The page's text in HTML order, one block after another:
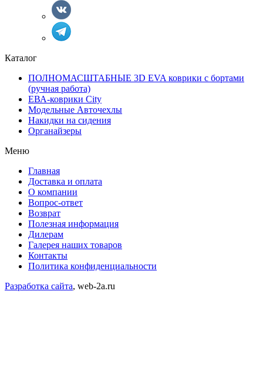
Каталог
ПОЛНОМАСШТАБНЫЕ 3D EVA коврики с бортами
(ручная работа)
ЕВА-коврики City
Модельные Авточехлы
Накидки на сидения
Органайзеры
Меню
Главная
Доставка и оплата
О компании
Вопрос-ответ
Возврат
Полезная информация
Дилерам
Галерея наших товаров
Контакты
Политика конфиденциальности
Разработка сайта, web-2a.ru